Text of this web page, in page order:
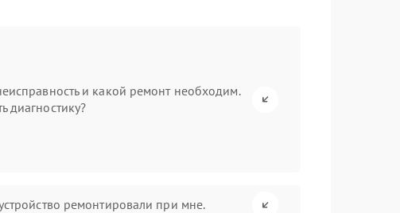
и какой ремонт необходим.
диагностику?
ремонтировали при мне.